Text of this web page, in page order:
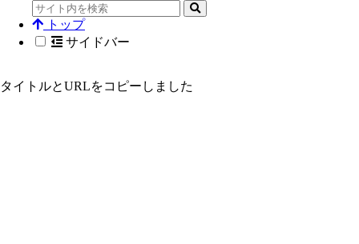
トップ
サイドバー
タイトルとURLをコピーしました